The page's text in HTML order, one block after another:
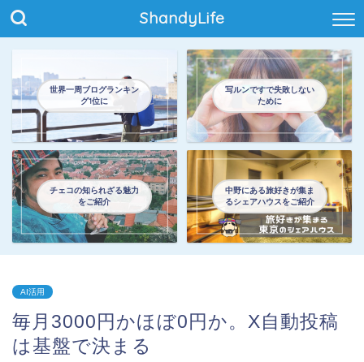
ShandyLife
世界一周ブログランキン
グ1位に
写ルンですで失敗しない
ために
チェコの知られざる魅力
をご紹介
中野にある旅好きが集ま
るシェアハウスをご紹介
AI活用
毎月3000円かほぼ0円か。X自動投稿
は基盤で決まる